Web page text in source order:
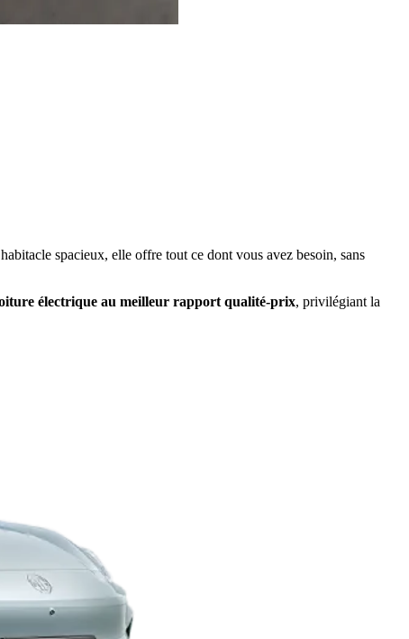
spacieux, elle offre tout ce dont vous avez besoin, sans
électrique au meilleur rapport qualité-prix, privilégiant la